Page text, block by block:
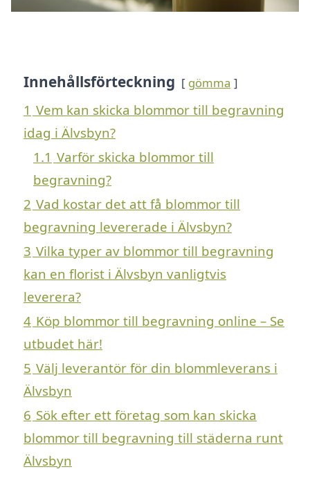
Innehållsförteckning gömma
1 Vem kan skicka blommor till begravning
idag i Älvsbyn?
1.1 Varför skicka blommor till
begravning?
2 Vad kostar det att få blommor till
begravning levererade i Älvsbyn?
3 Vilka typer av blommor till begravning
kan en florist i Älvsbyn vanligtvis
leverera?
4 Köp blommor till begravning online – Se
utbudet här!
5 Välj leverantör för din blommleverans i
Älvsbyn
6 Sök efter ett företag som kan skicka
blommor till begravning till städerna runt
Älvsbyn